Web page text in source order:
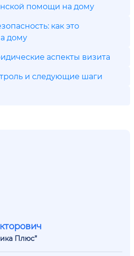
помощи на дому
как это
дому
аспекты визита
и следующие шаги
Плюс”